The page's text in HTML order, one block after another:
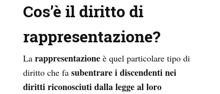
Cos’è il diritto di
rappresentazione?
La rappresentazione è quel particolare tipo di
diritto che fa subentrare i discendenti nei
diritti riconosciuti dalla legge al loro